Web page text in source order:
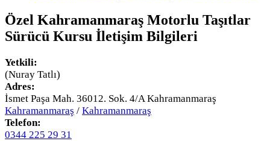
Özel Kahramanmaraş Motorlu Taşıtlar
Sürücü Kursu İletişim Bilgileri
Yetkili:
(Nuray Tatlı)
Adres:
İsmet Paşa Mah. 36012. Sok. 4/A Kahramanmaraş
Kahramanmaraş / Kahramanmaraş
Telefon:
0344 225 29 31